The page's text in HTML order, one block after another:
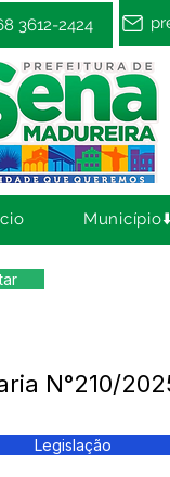
3612-2424
Município⬇️
N°210/
Legislação